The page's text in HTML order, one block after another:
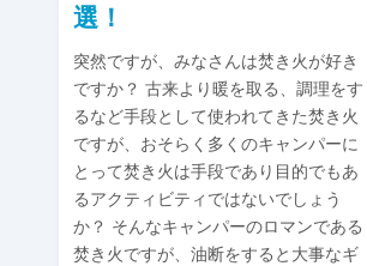
選！
突然ですが、みなさんは焚き火が好き
ですか？ 古来より暖を取る、調理をす
るなど手段として使われてきた焚き火
ですが、おそらく多くのキャンパーに
とって焚き火は手段であり目的でもあ
るアクティビティではないでしょう
か？ そんなキャンパーのロマンである
焚き火ですが、油断をすると大事なギ